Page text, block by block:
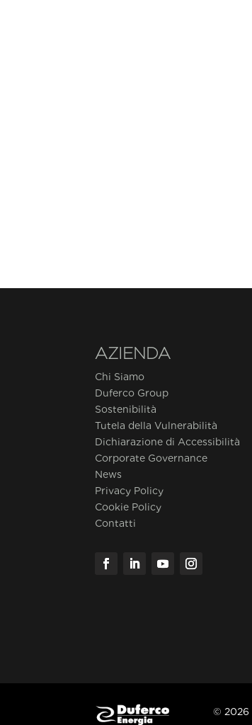
AZIENDA
Chi Siamo
Duferco Group
Sostenibilità
Tutela della Vulnerabilità
Dichiarazione di Accessibilità
Corporate Governance
News
Privacy Policy
Cookie Policy
Contatti
© 2026